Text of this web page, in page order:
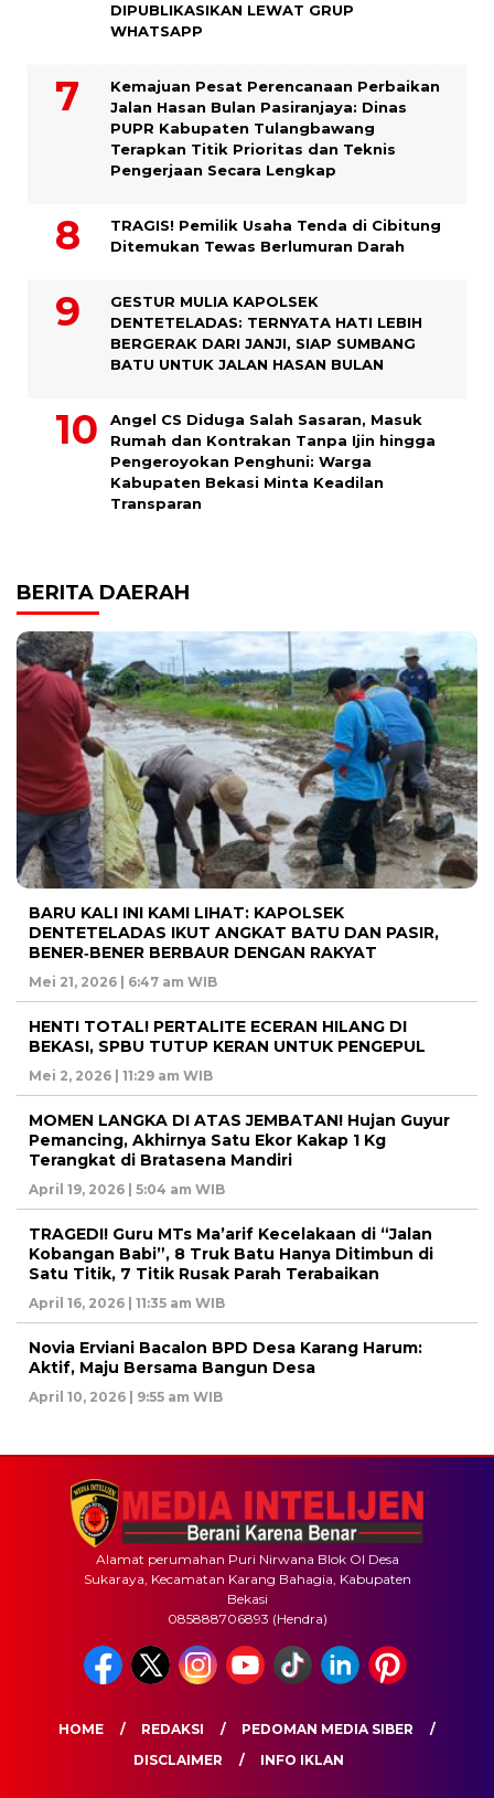
DIPUBLIKASIKAN LEWAT GRUP
WHATSAPP
Kemajuan Pesat Perencanaan Perbaikan
Jalan Hasan Bulan Pasiranjaya: Dinas
PUPR Kabupaten Tulangbawang
Terapkan Titik Prioritas dan Teknis
Pengerjaan Secara Lengkap
TRAGIS! Pemilik Usaha Tenda di Cibitung
Ditemukan Tewas Berlumuran Darah
GESTUR MULIA KAPOLSEK
DENTETELADAS: TERNYATA HATI LEBIH
BERGERAK DARI JANJI, SIAP SUMBANG
BATU UNTUK JALAN HASAN BULAN
Angel CS Diduga Salah Sasaran, Masuk
Rumah dan Kontrakan Tanpa Ijin hingga
Pengeroyokan Penghuni: Warga
Kabupaten Bekasi Minta Keadilan
Transparan
BERITA DAERAH
BARU KALI INI KAMI LIHAT: KAPOLSEK
DENTETELADAS IKUT ANGKAT BATU DAN PASIR,
BENER‑BENER BERBAUR DENGAN RAKYAT
Mei 21, 2026 | 6:47 am WIB
HENTI TOTAL! PERTALITE ECERAN HILANG DI
BEKASI, SPBU TUTUP KERAN UNTUK PENGEPUL
Mei 2, 2026 | 11:29 am WIB
MOMEN LANGKA DI ATAS JEMBATAN! Hujan Guyur
Pemancing, Akhirnya Satu Ekor Kakap 1 Kg
Terangkat di Bratasena Mandiri
April 19, 2026 | 5:04 am WIB
TRAGEDI! Guru MTs Ma’arif Kecelakaan di “Jalan
Kobangan Babi”, 8 Truk Batu Hanya Ditimbun di
Satu Titik, 7 Titik Rusak Parah Terabaikan
April 16, 2026 | 11:35 am WIB
Novia Erviani Bacalon BPD Desa Karang Harum:
Aktif, Maju Bersama Bangun Desa
April 10, 2026 | 9:55 am WIB
Alamat perumahan Puri Nirwana Blok OI Desa
Sukaraya, Kecamatan Karang Bahagia, Kabupaten
Bekasi
085888706893 (Hendra)
HOME REDAKSI
PEDOMAN MEDIA SIBER
DISCLAIMER
INFO IKLAN